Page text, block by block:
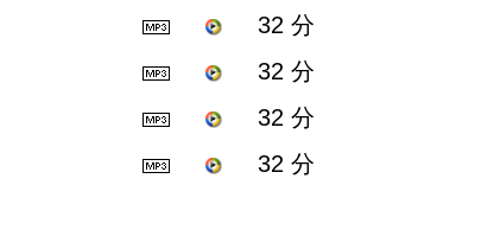
32 分
32 分
32 分
32 分